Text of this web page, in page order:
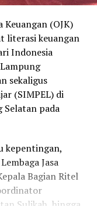
Keuangan (OJK)
literasi keuangan
Indonesia
sekaligus
(SIMPEL) di
Selatan pada
kepentingan,
Jasa
Bagian Ritel